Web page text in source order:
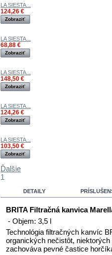
LA SIESTA...
124,26 €
Zobraziť
LA SIESTA...
68,88 €
Zobraziť
LA SIESTA...
148,50 €
Zobraziť
LA SIESTA...
124,26 €
Zobraziť
LA SIESTA...
103,50 €
Zobraziť
Ďalšie
1
DETAILY
BRITA Filtračná kanvica
- Objem: 3,5 l
Technológia filtračných kanvíc
organických nečistôt,
zachováva pevné častice